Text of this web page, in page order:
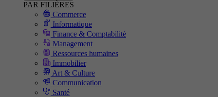
PAR FILIÈRES
Commerce
Informatique
Finance & Comptabilité
Management
Ressources humaines
Immobilier
Art & Culture
Communication
Santé